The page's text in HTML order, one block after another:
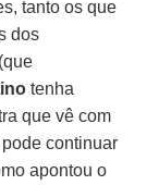
tanto os que
dos
tenha
que vê com
continuar
apontou o